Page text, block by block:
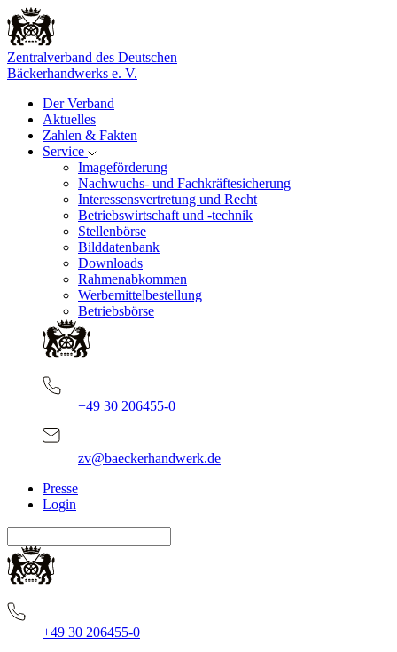
Zentralverband des Deutschen
Bäckerhandwerks e. V.
Der Verband
Aktuelles
Zahlen & Fakten
Service
Imageförderung
Nachwuchs- und Fachkräftesicherung
Interessensvertretung und Recht
Betriebswirtschaft und -technik
Stellenbörse
Bilddatenbank
Downloads
Rahmenabkommen
Werbemittelbestellung
Betriebsbörse
+49 30 206455-0
zv@baeckerhandwerk.de
Presse
Login
+49 30 206455-0